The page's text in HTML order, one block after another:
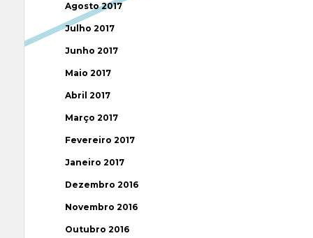
Agosto 2017
Julho 2017
Junho 2017
Maio 2017
Abril 2017
Março 2017
Fevereiro 2017
Janeiro 2017
Dezembro 2016
Novembro 2016
Outubro 2016